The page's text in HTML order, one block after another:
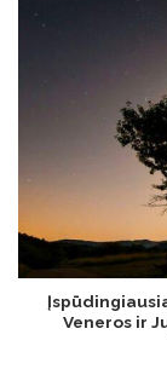
Veneros ir